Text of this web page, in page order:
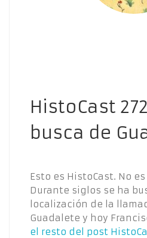
HistoCast
busca de
Esto es HistoCast. No
Durante siglos se ha
localización de la
Guadalete y hoy
el resto del post